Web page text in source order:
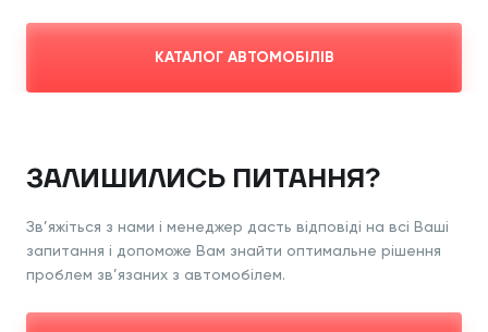
КАТАЛОГ АВТОМОБІЛІВ
ЗАЛИШИЛИСЬ ПИТАННЯ?
Зв’яжіться з нами і менеджер дасть відповіді на всі Ваші
запитання і допоможе Вам знайти оптимальне рішення
проблем зв’язаних з автомобілем.